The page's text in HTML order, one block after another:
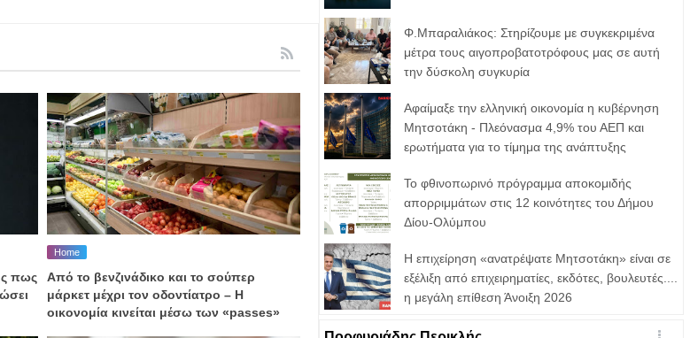
πως
Home
Από το βενζινάδικο και το σούπερ
μάρκετ μέχρι τον οδοντίατρο – H
οικονομία κινείται μέσω των «passes»
Φ.Μπαραλιάκος: Στηρίζουμε με συγκεκριμένα
μέτρα τους αιγοπροβατοτρόφoυς μας σε αυτή
την δύσκολη συγκυρία
Αφαίμαξε την ελληνική οικονομία η κυβέρνηση
Μητσοτάκη - Πλεόνασμα 4,9% του ΑΕΠ και
ερωτήματα για το τίμημα της ανάπτυξης
Το φθινοπωρινό πρόγραμμα αποκομιδής
απορριμμάτων στις 12 κοινότητες του Δήμου
Δίου-Ολύμπου
Η επιχείρηση «ανατρέψατε Μητσοτάκη» είναι σε
εξέλιξη από επιχειρηματίες, εκδότες, βουλευτές....
η μεγάλη επίθεση Άνοιξη 2026